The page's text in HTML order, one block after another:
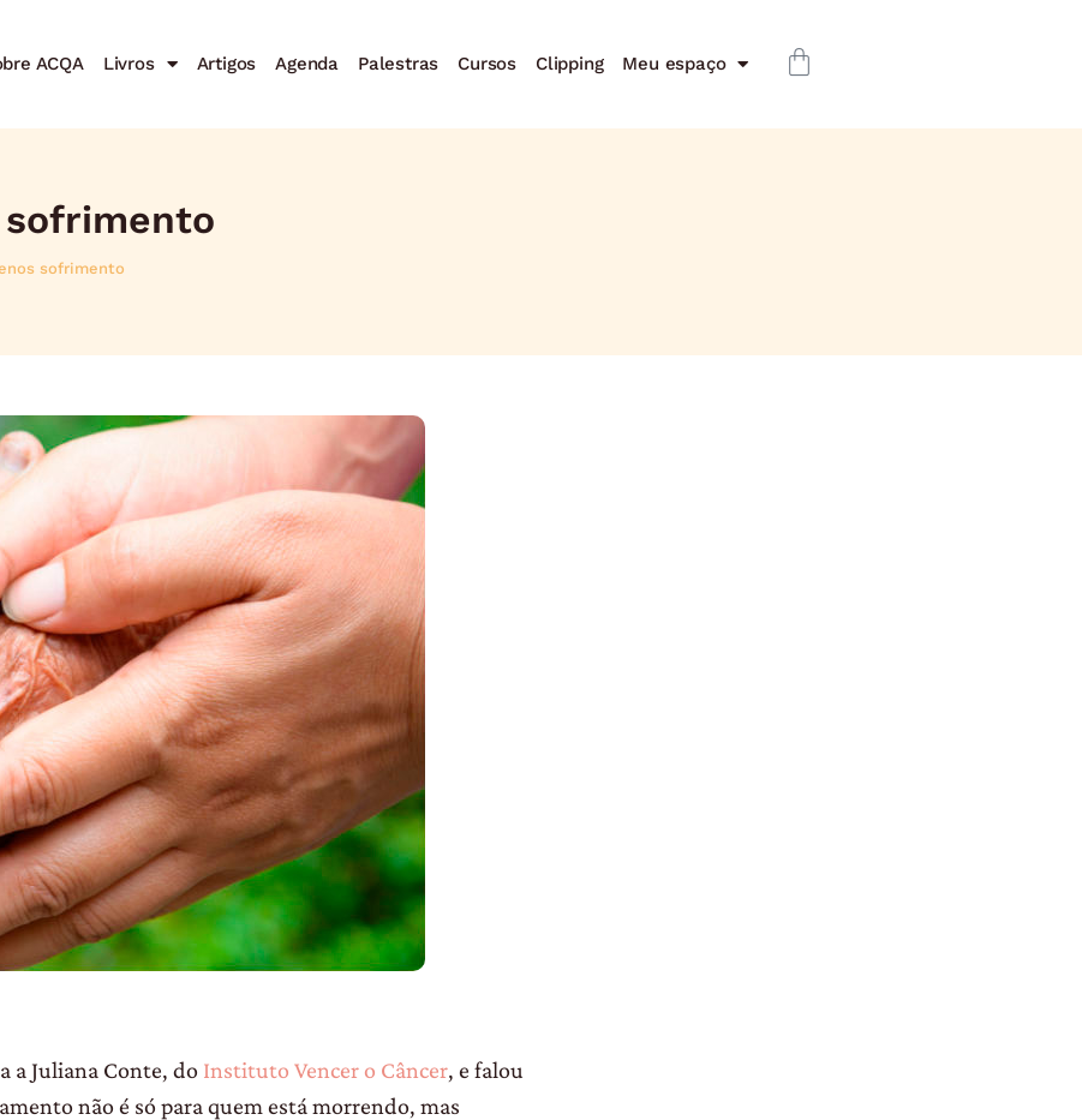
ACQA Livros Artigos Agenda Palestras Cursos Clipping Meu espaço
sofrimento
sofrimento
a Juliana Conte, do Instituto Vencer o Câncer, e falou
não é só para quem está morrendo, mas